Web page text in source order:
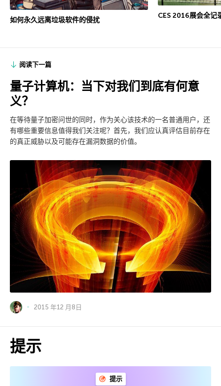
如何永久远离垃圾软件的侵扰
CES 2016展会全记
阅读下一篇
量子计算机：当下对我们到底有何意
义？
在等待量子加密问世的同时，作为关心该技术的一名普通用户，还
有哪些重要信息值得我们关注呢？首先，我们应认真评估目前存在
的真正威胁以及可能存在漏洞数据的价值。
2015 年12 月8日
提示
提示